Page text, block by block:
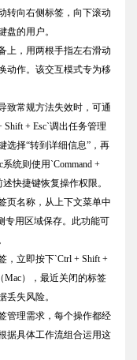
向右侧标签，向下滚动
盘的用户。
上，用两根手指左右滑动
动作。该交互模式专为移
致常规方法失效时，可通
+ Esc`调出任务管理
选择“转到详细信息”，再
统则使用`Command +
快捷键恢复操作权限。
页名称，从上下文菜单中
专用区域保存。此功能可
，立即按下`Ctrl + Shift +
Mac），最近关闭的标签
丢失风险。
管理需求，每个操作都经
据具体工作流组合运用这